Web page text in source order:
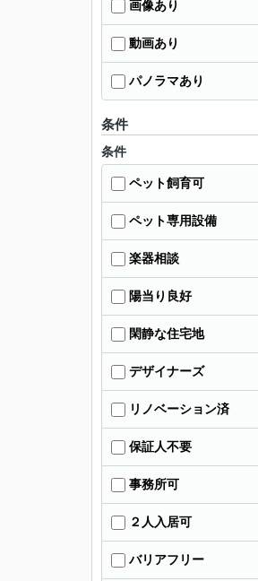
画像あり
動画あり
パノラマあり
条件
条件
ペット飼育可
ペット専用設備
楽器相談
陽当り良好
閑静な住宅地
デザイナーズ
リノベーション済
保証人不要
事務所可
２人入居可
バリアフリー